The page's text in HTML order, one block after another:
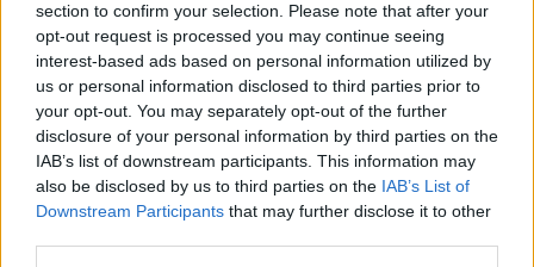
section to confirm your selection. Please note that after your
opt-out request is processed you may continue seeing
interest-based ads based on personal information utilized by
us or personal information disclosed to third parties prior to
your opt-out. You may separately opt-out of the further
disclosure of your personal information by third parties on the
IAB’s list of downstream participants. This information may
also be disclosed by us to third parties on the IAB’s List of
Downstream Participants that may further disclose it to other
Αν τα χάσατε